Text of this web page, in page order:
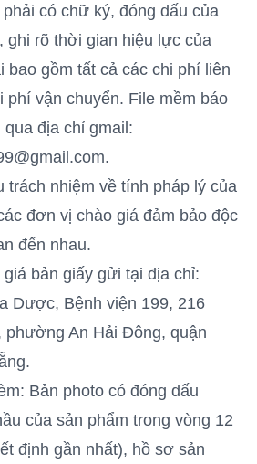
có chữ ký, đóng dấu của
ghi rõ thời gian hiệu lực của
bao gồm tất cả các chi phí liên
phí vận chuyển. File mềm báo
địa chỉ gmail:
trách nhiệm về tính pháp lý của
đơn vị chào giá đảm bảo độc
đến nhau.
bản giấy gửi tại địa chỉ:
Dược, Bệnh viện 199, 216
phường An Hải Đông, quận
Bản photo có đóng dấu
của sản phẩm trong vòng 12
định gần nhất), hồ sơ sản